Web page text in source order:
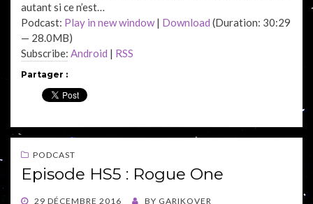
autant si ce n’est…
Podcast: Play in new window| Download (Duration: 30:29
— 28.0MB)
Subscribe: Android | RSS
Partager :
PODCAST
Episode HS5 : Rogue One
POSTED
29 DÉCEMBRE 2016 BY GARIKOVER